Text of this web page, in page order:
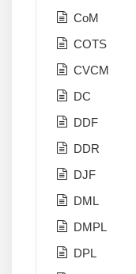
CoM
COTS
CVCM
DC
DDF
DDR
DJF
DML
DMPL
DPL